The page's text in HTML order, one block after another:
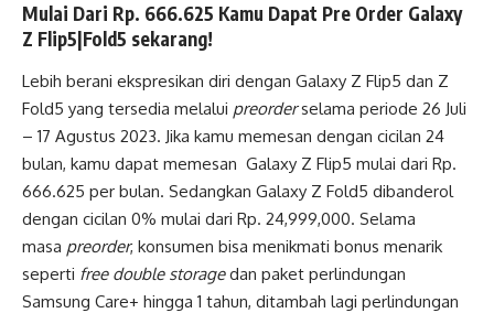
Mulai Dari Rp. 666.625 Kamu Dapat Pre Order Galaxy
Z Flip5|Fold5 sekarang!
Lebih berani ekspresikan diri dengan Galaxy Z Flip5 dan Z
Fold5 yang tersedia melalui preorderselama periode 26 Juli
– 17 Agustus 2023. Jika kamu memesan dengan cicilan 24
bulan, kamu dapat memesan Galaxy Z Flip5 mulai dari Rp.
666.625 per bulan. Sedangkan Galaxy Z Fold5 dibanderol
dengan cicilan 0% mulai dari Rp. 24,999,000. Selama
masa preorder, konsumen bisa menikmati bonus menarik
seperti free double storagedan paket perlindungan
Samsung Care+ hingga 1 tahun, ditambah lagi perlindungan